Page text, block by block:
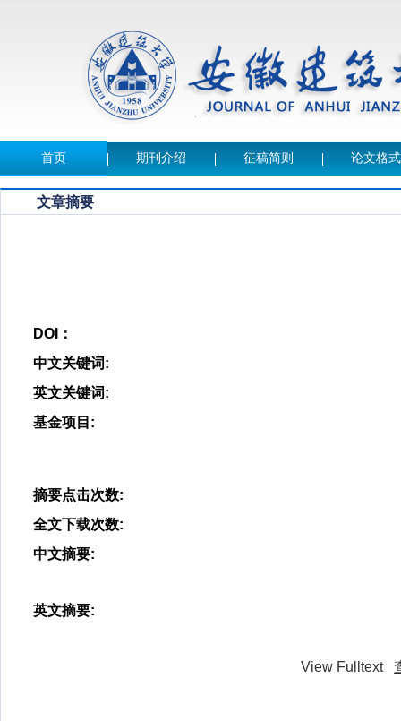
首页 期刊介绍 征稿简则 论文格式
文章摘要
DOI：
中文关键词:
英文关键词:
基金项目 :
摘要点击次数:
全文下载次数:
中文摘要:
英文摘要:
View Fulltext